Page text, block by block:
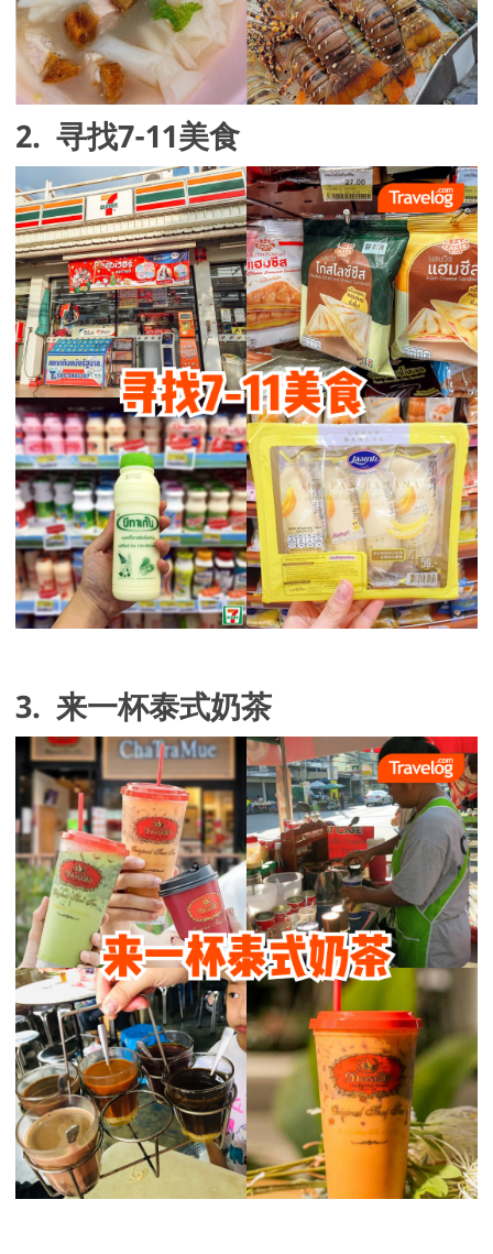
2.  寻找7-11美食
3.  来一杯泰式奶茶